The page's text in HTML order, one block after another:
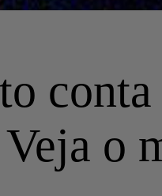
conta
o